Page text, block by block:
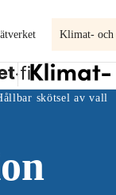
Klimat-
skötsel av vall